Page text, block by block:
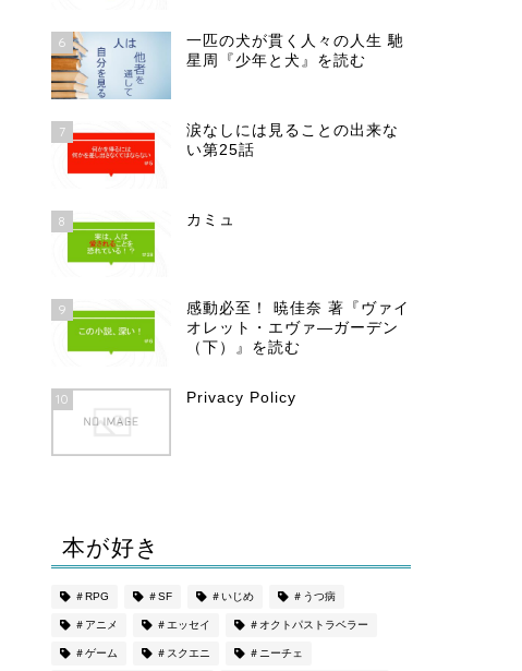
6
一匹の犬が貫く人々の人生 馳
星周『少年と犬』を読む
7
涙なしには見ることの出来な
い第25話
8 カミュ
9
感動必至！ 暁佳奈 著『ヴァイ
オレット・エヴァ―ガーデン
（下）』を読む
10 Privacy Policy
本が好き
＃RPG ＃SF ＃いじめ ＃うつ病
＃アニメ ＃エッセイ ＃オクトパストラベラー
＃ゲーム ＃スクエニ ＃ニーチェ